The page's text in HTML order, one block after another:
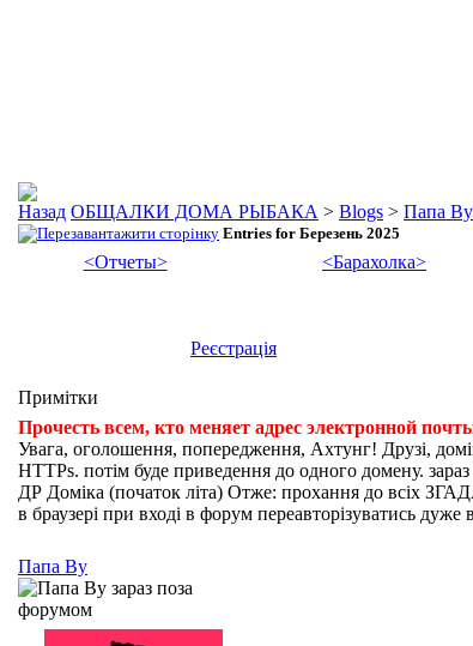
ОБЩАЛКИ ДОМА РЫБАКА > Blogs > Папа Ву
Entries for Березень 2025
<Отчеты>
<Барахолка>
Реєстрація
Примітки
Прочесть всем, кто меняет адрес электронной
Увага, оголошення, попередження, Ахтунг! Друзі,
HTTPs. потім буде приведення до одного домену.
ДР Доміка (початок літа) Отже: прохання до всіх
в браузері при вході в форум переавторізуватись
Папа Ву